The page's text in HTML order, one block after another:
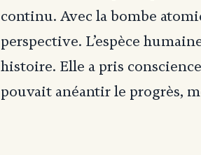
continu. Avec la bombe
perspective. L’espèce
histoire. Elle a pris
pouvait anéantir le progrès,